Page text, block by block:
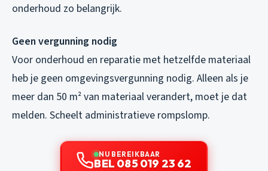
onderhoud zo belangrijk.
Geen vergunning nodig
Voor onderhoud en reparatie met hetzelfde materiaal
heb je geen omgevingsvergunning nodig. Alleen als je
meer dan 50 m² van materiaal verandert, moet je dat
melden. Scheelt administratieve rompslomp.
NU BEREIKBAAR
BEL 085 019 23 62